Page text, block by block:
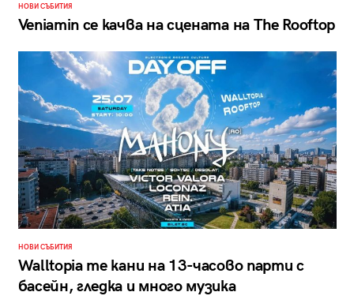
НОВИ СЪБИТИЯ
Veniamin се качва на сцената на The Rooftop
НОВИ СЪБИТИЯ
Walltopia те кани на 13-часово парти с
басейн, гледка и много музика